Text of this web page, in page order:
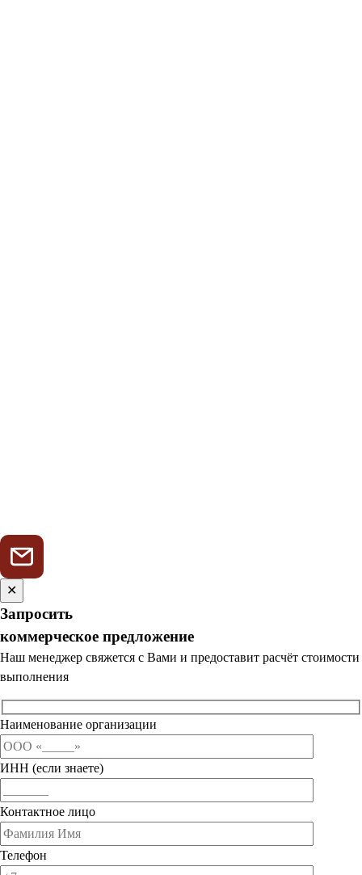
✕
Запросить
коммерческое предложение
Наш менеджер свяжется с Вами и предоставит расчёт стоимости
выполнения
Наименование организации
ИНН (если знаете)
Контактное лицо
Телефон